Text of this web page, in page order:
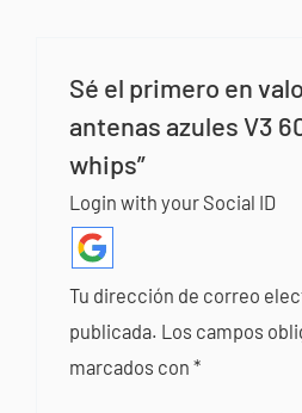
Sé el primero en
antenas azules V3
whips”
Login with your Social ID
Tu dirección de correo
publicada. Los campos
marcados con*